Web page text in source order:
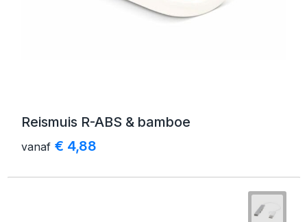
Reismuis R-ABS & bamboe
vanaf € 4,88